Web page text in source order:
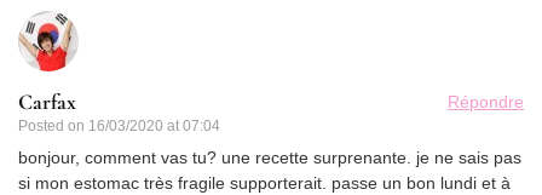
Carfax
Posted on 16/03/2020 at 07:04
Répondre
bonjour, comment vas tu? une recette surprenante. je ne sais pas
si mon estomac très fragile supporterait. passe un bon lundi et à